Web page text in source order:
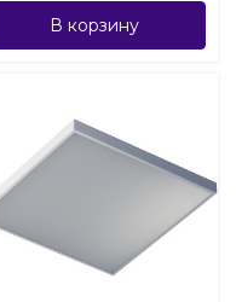
В корзину